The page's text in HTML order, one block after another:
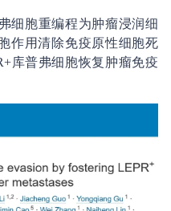
细胞重编程为肿瘤浸润细
作用清除免疫原性细胞死
库普弗细胞恢复肿瘤免疫